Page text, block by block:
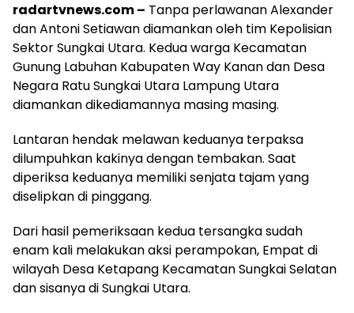
radartvnews.com – Tanpa perlawanan Alexander
dan Antoni Setiawan diamankan oleh tim Kepolisian
Sektor Sungkai Utara. Kedua warga Kecamatan
Gunung Labuhan Kabupaten Way Kanan dan Desa
Negara Ratu Sungkai Utara Lampung Utara
diamankan dikediamannya masing masing.
Lantaran hendak melawan keduanya terpaksa
dilumpuhkan kakinya dengan tembakan. Saat
diperiksa keduanya memiliki senjata tajam yang
diselipkan di pinggang.
Dari hasil pemeriksaan kedua tersangka sudah
enam kali melakukan aksi perampokan, Empat di
wilayah Desa Ketapang Kecamatan Sungkai Selatan
dan sisanya di Sungkai Utara.